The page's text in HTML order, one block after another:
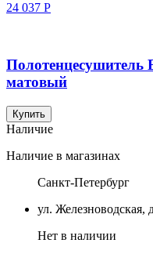
24 037 Р
Полотенцесушитель
матовый
Купить
Наличие
Наличие в магазинах
Санкт-Петербург
ул. Железноводская,
Нет в наличии